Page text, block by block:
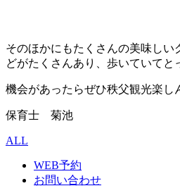
そのほかにもたくさんの美味しい
どがたくさんあり、歩いていてと
機会があったらぜひ秩父観光楽
保育士 菊池
ALL
WEB予約
お問い合わせ